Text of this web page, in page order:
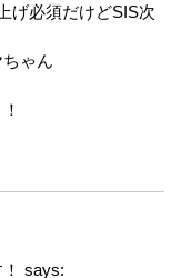
げ必須だけどSIS次
ゃん
says: